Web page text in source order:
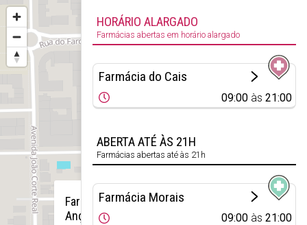
Farmácia
Ança Castro
×
HORÁRIO ALARGADO
Farmácias abertas em horário alargado
Farmácia do Cais
09:00 às21:00
ABERTA ATÉ ÀS 21H
Farmácias abertas até às 21h
Farmácia Morais
09:00 às21:00